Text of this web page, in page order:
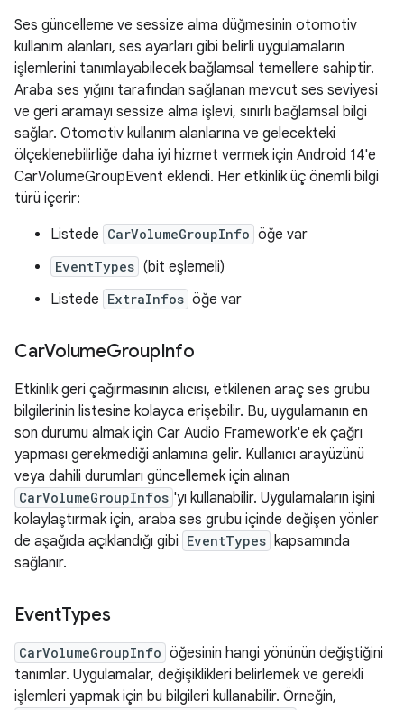
Ses güncelleme ve sessize alma düğmesinin otomotiv
kullanım alanları, ses ayarları gibi belirli uygulamaların
işlemlerini tanımlayabilecek bağlamsal temellere sahiptir.
Araba ses yığını tarafından sağlanan mevcut ses seviyesi
ve geri aramayı sessize alma işlevi, sınırlı bağlamsal bilgi
sağlar. Otomotiv kullanım alanlarına ve gelecekteki
ölçeklenebilirliğe daha iyi hizmet vermek için Android 14'e
CarVolumeGroupEvent eklendi. Her etkinlik üç önemli bilgi
türü içerir:
Listede CarVolumeGroupInfo öğe var
EventTypes (bit eşlemeli)
Listede ExtraInfos öğe var
CarVolumeGroupInfo
Etkinlik geri çağırmasının alıcısı, etkilenen araç ses grubu
bilgilerinin listesine kolayca erişebilir. Bu, uygulamanın en
son durumu almak için Car Audio Framework'e ek çağrı
yapması gerekmediği anlamına gelir. Kullanıcı arayüzünü
veya dahili durumları güncellemek için alınan
CarVolumeGroupInfos 'yı kullanabilir. Uygulamaların işini
kolaylaştırmak için, araba ses grubu içinde değişen yönler
de aşağıda açıklandığı gibi EventTypes kapsamında
sağlanır.
EventTypes
CarVolumeGroupInfo öğesinin hangi yönünün değiştiğini
tanımlar. Uygulamalar, değişiklikleri belirlemek ve gerekli
işlemleri yapmak için bu bilgileri kullanabilir. Örneğin,